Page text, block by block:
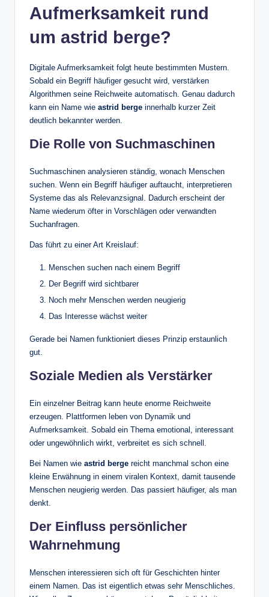
Aufmerksamkeit rund
um astrid berge?
Digitale Aufmerksamkeit folgt heute bestimmten Mustern.
Sobald ein Begriff häufiger gesucht wird, verstärken
Algorithmen seine Reichweite automatisch. Genau dadurch
kann ein Name wie astrid berge innerhalb kurzer Zeit
deutlich bekannter werden.
Die Rolle von Suchmaschinen
Suchmaschinen analysieren ständig, wonach Menschen
suchen. Wenn ein Begriff häufiger auftaucht, interpretieren
Systeme das als Relevanzsignal. Dadurch erscheint der
Name wiederum öfter in Vorschlägen oder verwandten
Suchanfragen.
Das führt zu einer Art Kreislauf:
Menschen suchen nach einem Begriff
Der Begriff wird sichtbarer
Noch mehr Menschen werden neugierig
Das Interesse wächst weiter
Gerade bei Namen funktioniert dieses Prinzip erstaunlich
gut.
Soziale Medien als Verstärker
Ein einzelner Beitrag kann heute enorme Reichweite
erzeugen. Plattformen leben von Dynamik und
Aufmerksamkeit. Sobald ein Thema emotional, interessant
oder ungewöhnlich wirkt, verbreitet es sich schnell.
Bei Namen wie astrid berge reicht manchmal schon eine
kleine Erwähnung in einem viralen Kontext, damit tausende
Menschen neugierig werden. Das passiert häufiger, als man
denkt.
Der Einfluss persönlicher
Wahrnehmung
Menschen interessieren sich oft für Geschichten hinter
einem Namen. Das ist eigentlich etwas sehr Menschliches.